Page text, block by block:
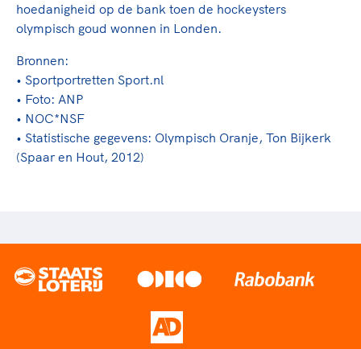
hoedanigheid op de bank toen de hockeysters
olympisch goud wonnen in Londen.
Bronnen:
• Sportportretten Sport.nl
• Foto: ANP
• NOC*NSF
• Statistische gegevens: Olympisch Oranje, Ton Bijkerk
(Spaar en Hout, 2012)